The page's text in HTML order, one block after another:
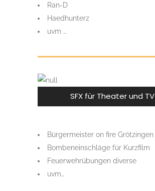
Ran-D
Haedhunterz
uvm …
SFX für Theater und TV
Bürgermeister on fire Grötzingen
Bombeneinschläge für Kurzfilm
Feuerwehrübungen diverse
uvm…